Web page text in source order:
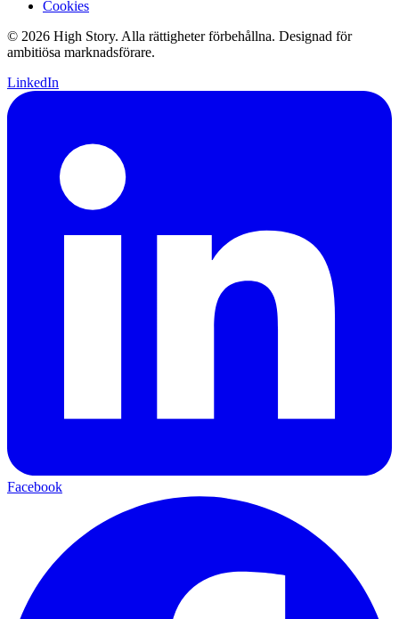
Cookies
© 2026 High Story. Alla rättigheter förbehållna. Designad för
ambitiösa marknadsförare.
LinkedIn
Facebook